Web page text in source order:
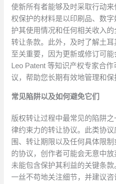
使新所有者能够及时采取行动
权保护的材料是以印刷品、数
护其使用情况和任何相关收入
转让条款。此外，及时了解土
至关重要，因为更新或修订可
Leo Patent 等知识产权专家合
议，帮助您长期有效地管理和保
常见陷阱以及如何避免它们
版权转让过程中最常见的陷阱
律约束力的转让协议。此类协
围、转让期限以及任何具体限
的协议，创作者可能会无意中
未能包含保护其利益的关键条
一丝不苟地关注细节，并建议